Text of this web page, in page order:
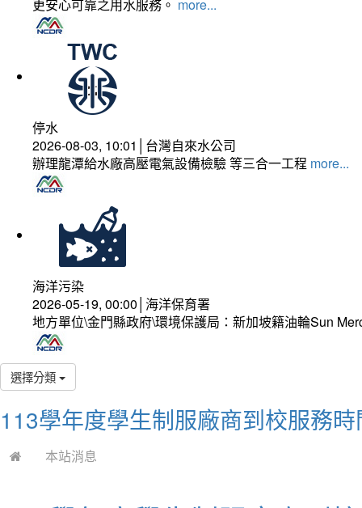
更安心可靠之用水服務。 more...
停水
2026-08-03, 10:01│台灣自來水公司
辦理龍潭給水廠高壓電氣設備檢驗 等三合一工程 more...
海洋污染
2026-05-19, 00:00│海洋保育署
地方單位\金門縣政府\環境保護局：新加坡籍油輪Sun
選擇分類
113學年度學生制服廠商到校服務
本站消息